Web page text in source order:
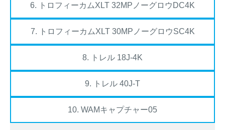
6. トロフィーカムXLT 32MPノーグロウDC4K
7. トロフィーカムXLT 30MPノーグロウSC4K
8. トレル 18J-4K
9. トレル 40J-T
10. WAMキャプチャー05